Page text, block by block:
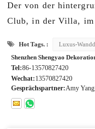
Der von der
Club, in der Villa, im
Hot Tags. :
Luxus-
Shenzhen Shengyao
Tel:86-13570827420
Wechat:13570827420
Gesprächspartner:Amy